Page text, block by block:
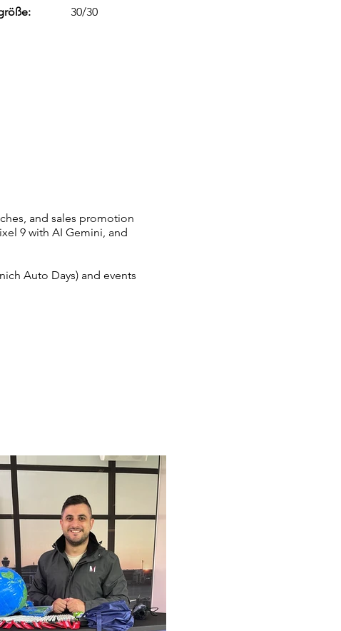
30/30
and sales promotion
9 with AI Gemini, and
Auto Days) and events